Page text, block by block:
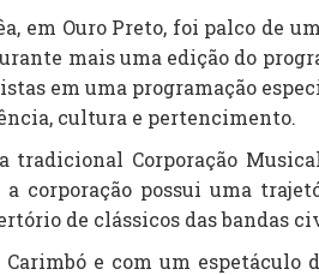
em Ouro Preto, foi palco de
mais uma edição do
em uma programação
cultura e pertencimento.
tradicional Corporação
a corporação possui uma
de clássicos das bandas
e com um espetáculo